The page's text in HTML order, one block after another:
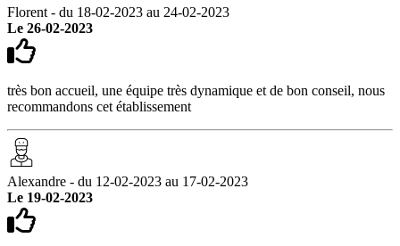
Florent - du 18-02-2023 au 24-02-2023
Le 26-02-2023
très bon accueil, une équipe très dynamique et de bon conseil, nous
recommandons cet établissement
Alexandre - du 12-02-2023 au 17-02-2023
Le 19-02-2023